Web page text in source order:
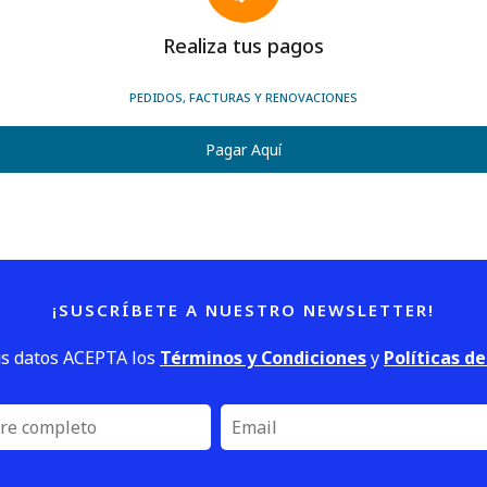
Realiza tus pagos
PEDIDOS, FACTURAS Y RENOVACIONES
Pagar Aquí
¡SUSCRÍBETE A NUESTRO NEWSLETTER!
datos ACEPTA los Términos y Condicionesy Políticas